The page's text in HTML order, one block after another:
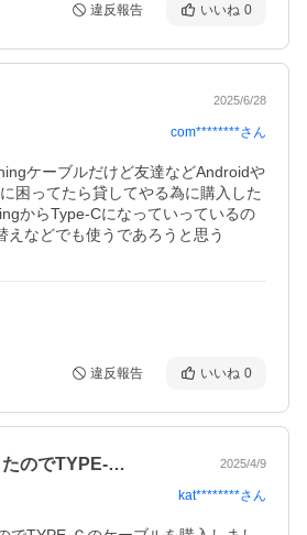
違反報告 いいね 0
2025/6/28
com********さん
ケーブルだけど友達などAndroidや
困ってたら貸してやる為に購入した
からType-Cになっていっているの
えなどでも使うであろうと思う
違反報告 いいね 0
のでTYPE-… 2025/4/9
kat********さん